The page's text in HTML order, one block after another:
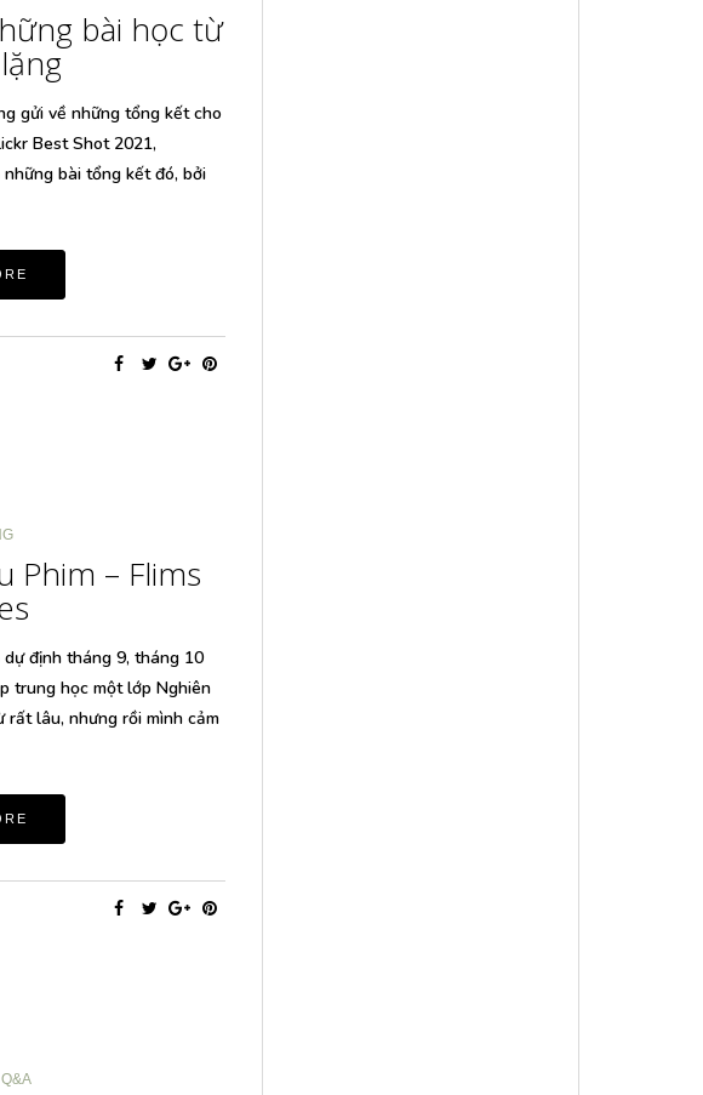
bài học từ
gửi về những tổng kết cho
Best Shot 2021,
bài tổng kết đó, bởi
Phim – Flims
định tháng 9, tháng 10
trung học một lớp Nghiên
rất lâu, nhưng rồi mình cảm
Q&A